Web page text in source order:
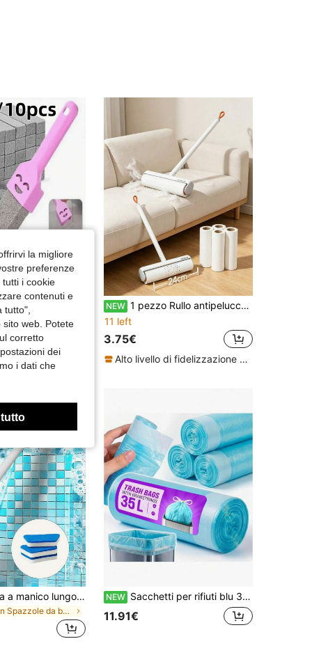
3.40
3.40 1.7K 25
NEW 1 pezzo Rullo antipelucchi pieghevole estensibile, spazzola per letto, capelli, polvere del pavimento, vestiti e rimozione dei peli
11 left
3.75€
Alto livello di fidelizzazione dei clienti
1 Set Spazzola a manico lungo staccabile e 3 spugne multifunzione per bagno e pareti, adatto per casa e cucina, prodotto per la pulizia domestica, spazzola per la pulizia staccabile, essenziale per l'estate, testina della spazzola sostituibile
in Spazzole da bagno
NEW Sacchetti per rifiuti blu 35 L 100 pezzi 10 rotoli con laccetto, sacchetti per rifiuti in LDPE ad alta resistenza con spessore di 25 micron, fodere per bidoni resistenti agli strappi e flessibili per rifiuti domestici misti, ideali per cucina, ufficio, bagno, casa e pulizia quotidiana
11.91€
la migliore
preferenze
i cookie
contenuti e
tutto",
web. Potete
corretto
dei
i dati che